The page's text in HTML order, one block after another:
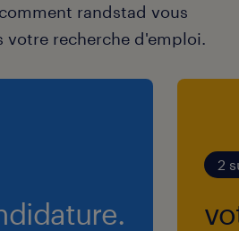
randstad vous
votre recherche d'emploi.
2